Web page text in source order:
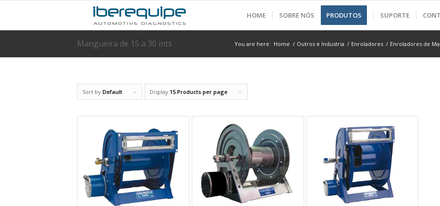
HOME SOBRE NÓS PRODUTOS SUPORTE
Mangueira de 15 a 30 mts You are here: Home / Outros e Industria / Enroladores / Enroladores de
Sort by Default Display 15 Products per page